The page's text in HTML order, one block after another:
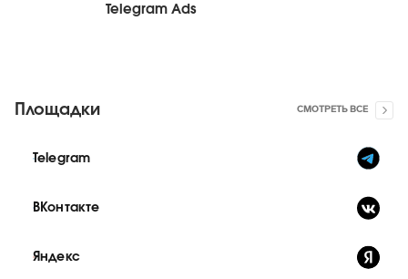
Telegram Ads
Площадки СМОТРЕТЬ ВСЕ
Telegram
ВКонтакте
Яндекс